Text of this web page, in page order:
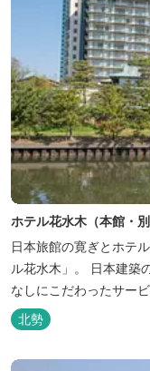
ホテル花水木（本館・別
日本旅館の寛ぎとホテ
ル花水木」。 日本建築
なしにこだわったサー
喫いただけます。
北勢